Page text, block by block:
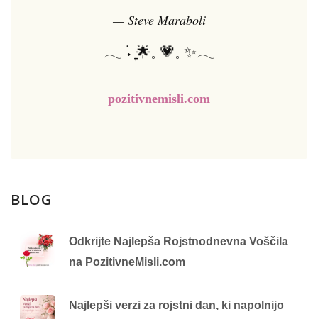
— Steve Maraboli
𓂃 ࣪˖ ִֶָ🌟𓈒 💗𓈒 ✨𓂃
pozitivnemisli.com
BLOG
Odkrijte Najlepša Rojstnodnevna Voščila
na PozitivneMisli.com
Najlepši verzi za rojstni dan, ki napolnijo